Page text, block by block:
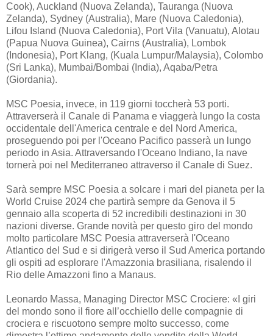
Cook), Auckland (Nuova Zelanda), Tauranga (Nuova
Zelanda), Sydney (Australia), Mare (Nuova Caledonia),
Lifou Island (Nuova Caledonia), Port Vila (Vanuatu), Alotau
(Papua Nuova Guinea), Cairns (Australia), Lombok
(Indonesia), Port Klang, (Kuala Lumpur/Malaysia), Colombo
(Sri Lanka), Mumbai/Bombai (India), Aqaba/Petra
(Giordania).
MSC Poesia, invece, in 119 giorni toccherà 53 porti.
Attraverserà il Canale di Panama e viaggerà lungo la costa
occidentale dell'America centrale e del Nord America,
proseguendo poi per l'Oceano Pacifico passerà un lungo
periodo in Asia. Attraversando l'Oceano Indiano, la nave
tornerà poi nel Mediterraneo attraverso il Canale di Suez.
Sarà sempre MSC Poesia a solcare i mari del pianeta per la
World Cruise 2024 che partirà sempre da Genova il 5
gennaio alla scoperta di 52 incredibili destinazioni in 30
nazioni diverse. Grande novità per questo giro del mondo
molto particolare MSC Poesia attraverserà l'Oceano
Atlantico del Sud e si dirigerà verso il Sud America portando
gli ospiti ad esplorare l'Amazzonia brasiliana, risalendo il
Rio delle Amazzoni fino a Manaus.
Leonardo Massa, Managing Director MSC Crociere: «I giri
del mondo sono il fiore all’occhiello delle compagnie di
crociera e riscuotono sempre molto successo, come